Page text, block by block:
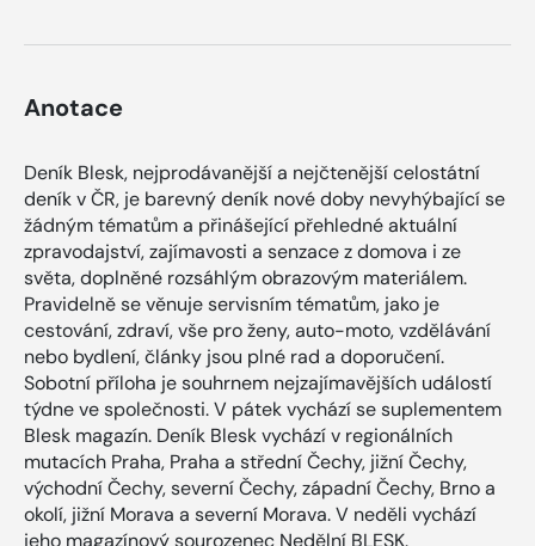
Anotace
Deník Blesk, nejprodávanější a nejčtenější celostátní
deník v ČR, je barevný deník nové doby nevyhýbající se
žádným tématům a přinášející přehledné aktuální
zpravodajství, zajímavosti a senzace z domova i ze
světa, doplněné rozsáhlým obrazovým materiálem.
Pravidelně se věnuje servisním tématům, jako je
cestování, zdraví, vše pro ženy, auto-moto, vzdělávání
nebo bydlení, články jsou plné rad a doporučení.
Sobotní příloha je souhrnem nejzajímavějších událostí
týdne ve společnosti. V pátek vychází se suplementem
Blesk magazín. Deník Blesk vychází v regionálních
mutacích Praha, Praha a střední Čechy, jižní Čechy,
východní Čechy, severní Čechy, západní Čechy, Brno a
okolí, jižní Morava a severní Morava. V neděli vychází
jeho magazínový sourozenec Nedělní BLESK.